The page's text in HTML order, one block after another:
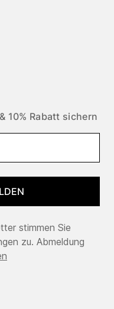
10% Rabatt sichern
stimmen Sie
zu. Abmeldung